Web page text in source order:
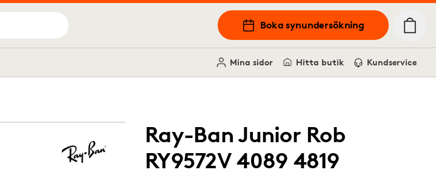
Boka synundersökning
Mina sidor Hitta butik Kundservice
Ray-Ban Junior Rob
RY9572V 4089 4819